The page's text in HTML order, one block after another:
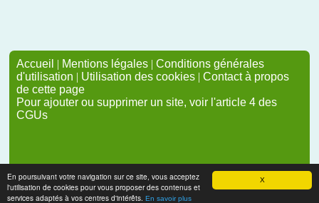
X
En poursuivant votre navigation sur ce site, vous acceptez
l'utilisation de cookies pour vous proposer des contenus et
services adaptés à vos centres d'intérêts. En savoir plus
Accueil | Mentions légales | Conditions générales
d'utilisation | Utilisation des cookies | Contact à propos
de cette page
Pour ajouter ou supprimer un site, voir l'article 4 des
CGUs